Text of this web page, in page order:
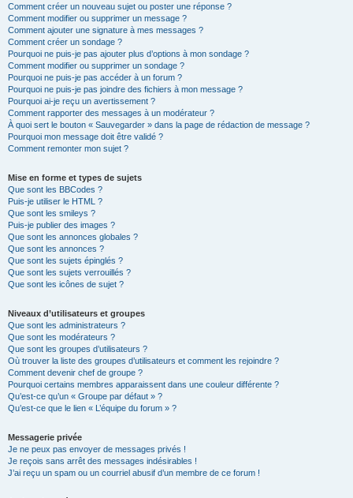
Comment créer un nouveau sujet ou poster une réponse ?
Comment modifier ou supprimer un message ?
Comment ajouter une signature à mes messages ?
Comment créer un sondage ?
Pourquoi ne puis-je pas ajouter plus d’options à mon sondage ?
Comment modifier ou supprimer un sondage ?
Pourquoi ne puis-je pas accéder à un forum ?
Pourquoi ne puis-je pas joindre des fichiers à mon message ?
Pourquoi ai-je reçu un avertissement ?
Comment rapporter des messages à un modérateur ?
À quoi sert le bouton « Sauvegarder » dans la page de rédaction de message ?
Pourquoi mon message doit être validé ?
Comment remonter mon sujet ?
Mise en forme et types de sujets
Que sont les BBCodes ?
Puis-je utiliser le HTML ?
Que sont les smileys ?
Puis-je publier des images ?
Que sont les annonces globales ?
Que sont les annonces ?
Que sont les sujets épinglés ?
Que sont les sujets verrouillés ?
Que sont les icônes de sujet ?
Niveaux d’utilisateurs et groupes
Que sont les administrateurs ?
Que sont les modérateurs ?
Que sont les groupes d’utilisateurs ?
Où trouver la liste des groupes d’utilisateurs et comment les rejoindre ?
Comment devenir chef de groupe ?
Pourquoi certains membres apparaissent dans une couleur différente ?
Qu’est-ce qu’un « Groupe par défaut » ?
Qu’est-ce que le lien « L’équipe du forum » ?
Messagerie privée
Je ne peux pas envoyer de messages privés !
Je reçois sans arrêt des messages indésirables !
J’ai reçu un spam ou un courriel abusif d’un membre de ce forum !